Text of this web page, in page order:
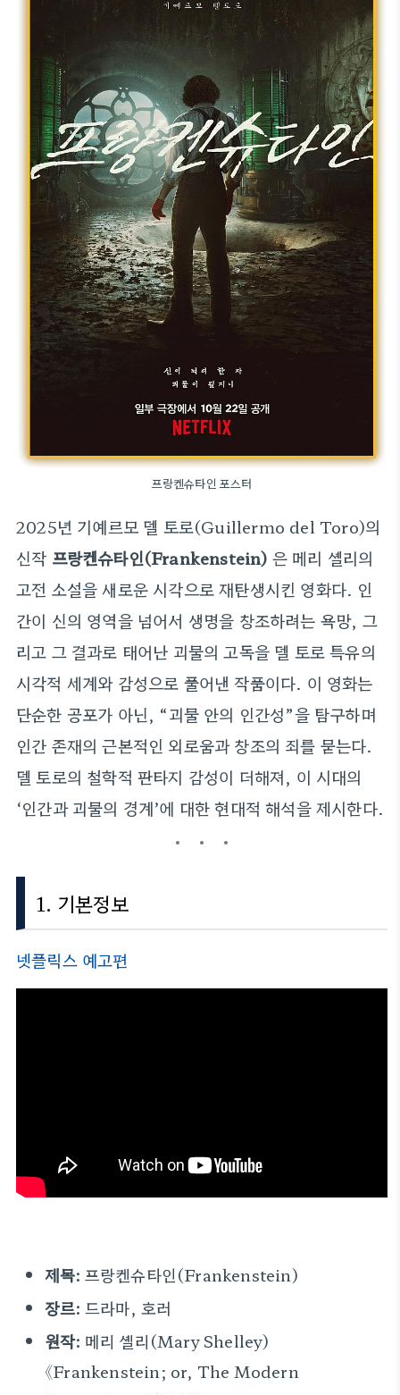
프랑켄슈타인 포스터
2025년 기예르모 델 토로(Guillermo del Toro)의
신작 프랑켄슈타인(Frankenstein) 은 메리 셸리의
고전 소설을 새로운 시각으로 재탄생시킨 영화다. 인
간이 신의 영역을 넘어서 생명을 창조하려는 욕망, 그
리고 그 결과로 태어난 괴물의 고독을 델 토로 특유의
시각적 세계와 감성으로 풀어낸 작품이다. 이 영화는
단순한 공포가 아닌, “괴물 안의 인간성”을 탐구하며
인간 존재의 근본적인 외로움과 창조의 죄를 묻는다.
델 토로의 철학적 판타지 감성이 더해져, 이 시대의
‘인간과 괴물의 경계’에 대한 현대적 해석을 제시한다.
1. 기본정보
넷플릭스 예고편
제목: 프랑켄슈타인(Frankenstein)
장르: 드라마, 호러
원작: 메리 셸리(Mary Shelley)
《Frankenstein; or, The Modern